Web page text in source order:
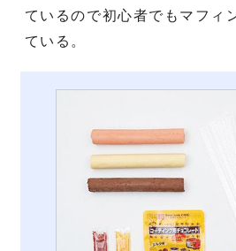
ているので初心者でもマフィ
ている。